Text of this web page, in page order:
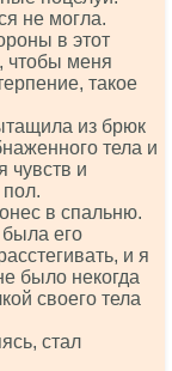
не могла.
в этот
чтобы меня
такое
из брюк
тела и
чувств и
в спальню.
была его
и я
было некогда
своего тела
стал